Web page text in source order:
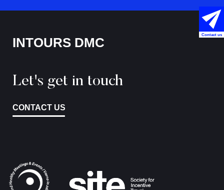
INTOURS DMC
Let's get in touch
CONTACT US
Contact us